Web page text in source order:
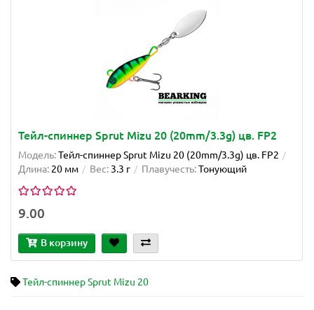
Тейл-спиннер Sprut Mizu 20 (20mm/3.3g) цв. FP2
Модель:Тейл-спиннер Sprut Mizu 20 (20mm/3.3g) цв. FP2
Длина: 20 мм Вес: 3.3 г Плавучесть:Тонующий
9.00
В корзину
Тейл-спиннер Sprut Mizu 20